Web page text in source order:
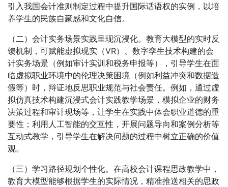
引入我国会计准则制定过程中提升国际话语权的实例，以培
养学生的民族自豪感和文化自信。
（二）会计实务场景实践呈现沉浸化。教育大模型的实时反
馈机制，可赋能虚拟现实（VR）、数字孪生技术构建的会
计实务场景（例如审计实训和税务申报等），引导学生在面
临虚拟职业环境中的伦理决策困境（例如利益冲突和数据造
假等）时，辩证地反思职业规范与社会责任。例如，通过虚
拟仿真技术构建沉浸式会计实践教学场景，模拟企业的财务
决策过程和审计现场等，让学生在实践中体会职业道德的重
要性；利用人工智能的交互性，开展问题导向和案例分析等
互动式教学，引导学生在解决问题的过程中树立正确的价值
观。
（三）学习路径规划个性化。在高校会计课程思政教学中，
教育大模型能够根据学生的实际情况，精准推送相关的思政